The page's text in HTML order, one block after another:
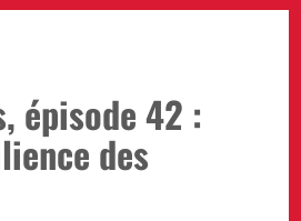
épisode 42 :
des